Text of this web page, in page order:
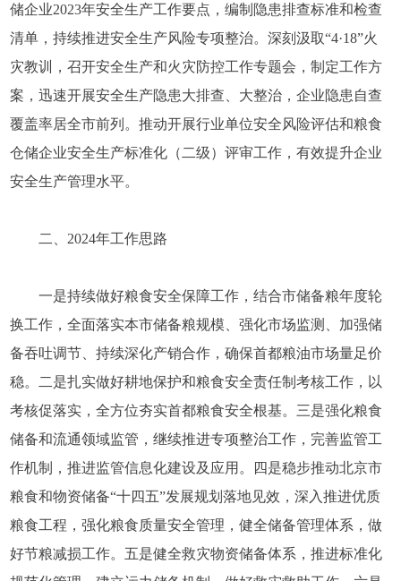
储企业2023年安全生产工作要点，编制隐患排查标准和检查
清单，持续推进安全生产风险专项整治。深刻汲取“4·18”火
灾教训，召开安全生产和火灾防控工作专题会，制定工作方
案，迅速开展安全生产隐患大排查、大整治，企业隐患自查
覆盖率居全市前列。推动开展行业单位安全风险评估和粮食
仓储企业安全生产标准化（二级）评审工作，有效提升企业
安全生产管理水平。
二、2024年工作思路
一是持续做好粮食安全保障工作，结合市储备粮年度轮
换工作，全面落实本市储备粮规模、强化市场监测、加强储
备吞吐调节、持续深化产销合作，确保首都粮油市场量足价
稳。二是扎实做好耕地保护和粮食安全责任制考核工作，以
考核促落实，全方位夯实首都粮食安全根基。三是强化粮食
储备和流通领域监管，继续推进专项整治工作，完善监管工
作机制，推进监管信息化建设及应用。四是稳步推动北京市
粮食和物资储备“十四五”发展规划落地见效，深入推进优质
粮食工程，强化粮食质量安全管理，健全储备管理体系，做
好节粮减损工作。五是健全救灾物资储备体系，推进标准化